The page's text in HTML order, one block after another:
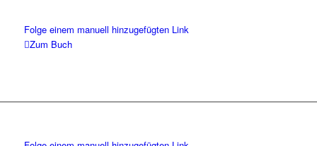
Folge einem manuell hinzugefügten Link
Zum Buch